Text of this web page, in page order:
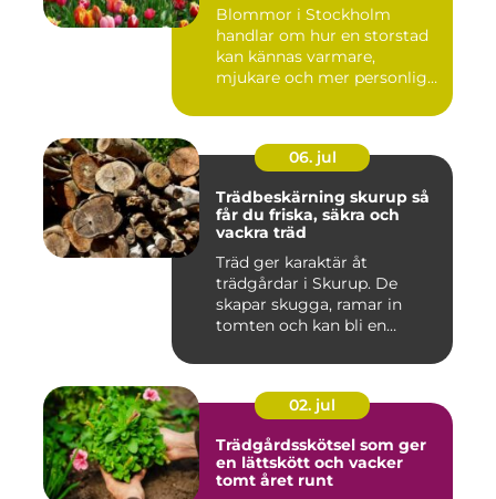
Blommor i Stockholm
handlar om hur en storstad
kan kännas varmare,
mjukare och mer personlig
06. jul
Trädbeskärning skurup så
får du friska, säkra och
vackra träd
Träd ger karaktär åt
trädgårdar i Skurup. De
skapar skugga, ramar in
tomten och kan bli en
02. jul
Trädgårdsskötsel som ger
en lättskött och vacker
tomt året runt